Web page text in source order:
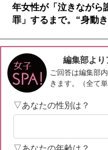
年女性が「泣きながら
罪」するまで。“身動